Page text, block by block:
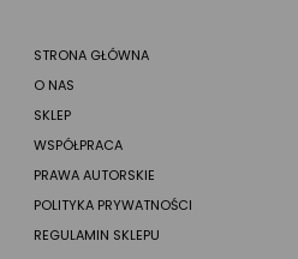
STRONA GŁÓWNA
O NAS
SKLEP
WSPÓŁPRACA
PRAWA AUTORSKIE
POLITYKA PRYWATNOŚCI
REGULAMIN SKLEPU